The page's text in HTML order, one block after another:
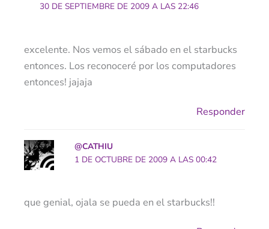
30 DE SEPTIEMBRE DE 2009 A LAS 22:46
excelente. Nos vemos el sábado en el starbucks
entonces. Los reconoceré por los computadores
entonces! jajaja
Responder
@CATHIU
1 DE OCTUBRE DE 2009 A LAS 00:42
que genial, ojala se pueda en el starbucks!!